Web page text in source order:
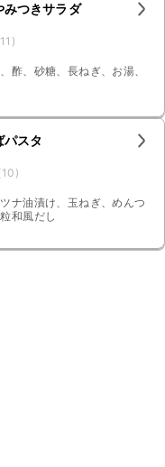
みつきサラダ
11 )
酢、砂糖、長ねぎ、お湯、
パスタ
10 )
ナ油漬け、玉ねぎ、めんつ
和風だし